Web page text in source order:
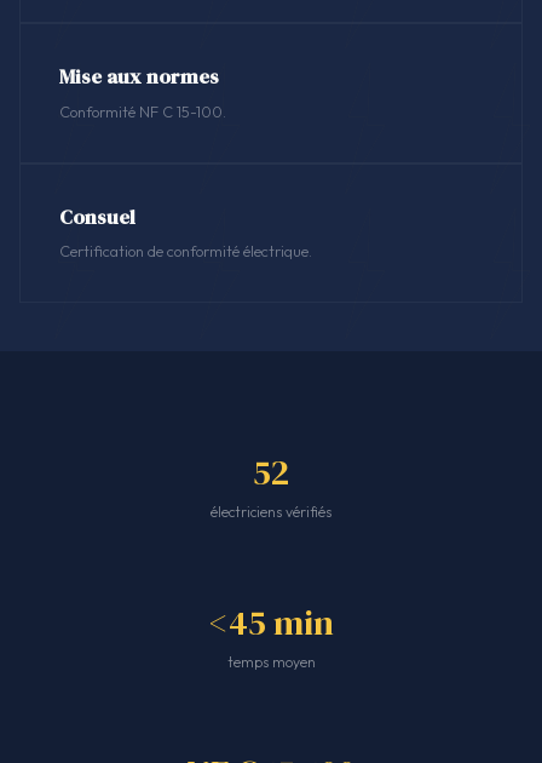
Mise aux normes
Conformité NF C 15-100.
Consuel
Certification de conformité électrique.
52
électriciens vérifiés
<45 min
temps moyen